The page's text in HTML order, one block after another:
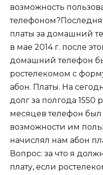
возможность
платы за домашний
в мае 2014 г. после
домашний телефон
ростелекомом с
абон. Платы. На
долг за полгода 1550
месяцев телефон
возможности им
начислял нам абон
Вопрос: за что я
плату, если